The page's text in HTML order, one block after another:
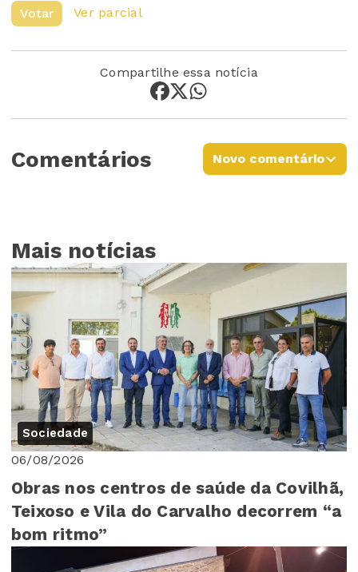
Votar Ver parcial
Compartilhe essa notícia
Comentários Novo comentário
Mais notícias
Sociedade
06/08/2026
Obras nos centros de saúde da Covilhã,
Teixoso e Vila do Carvalho decorrem “a
bom ritmo”